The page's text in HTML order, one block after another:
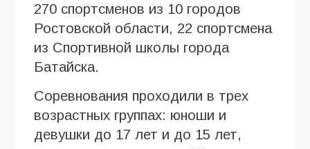
270 спортсменов из 10 городов
Ростовской области, 22 спортсмена
из Спортивной школы города
Батайска.
Соревнования проходили в трех
возрастных группах: юноши и
девушки до 17 лет и до 15 лет,